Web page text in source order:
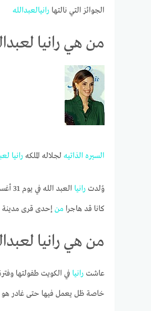
الجوائز التي نالتها رانيالعبدالله
من هي رانيا
السيره الذاتيه لجلاله الملكه رانيا
وُلدت رانيا العبد الله في يوم 31 أغسطس/آب 1970 في الكويت لأبوين أردنيين
كانا قد هاجرا من إحدى قرى مدينة
من هي رانيا
عاشت رانيا في الكويت طفولتها
خاصة ظل يعمل فيها حتى غادر هو